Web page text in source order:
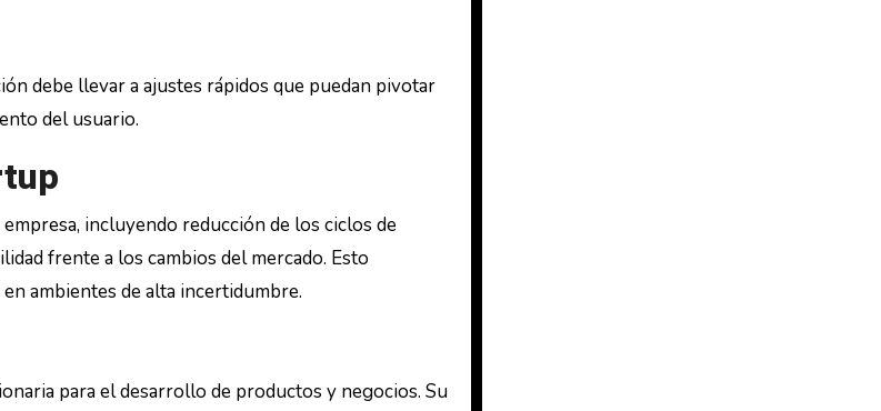
debe llevar a ajustes rápidos que puedan pivotar
del usuario.
incluyendo reducción de los ciclos de
frente a los cambios del mercado. Esto
ambientes de alta incertidumbre.
para el desarrollo de productos y negocios. Su